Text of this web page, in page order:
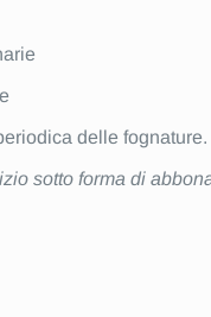
delle fognature.
sotto forma di